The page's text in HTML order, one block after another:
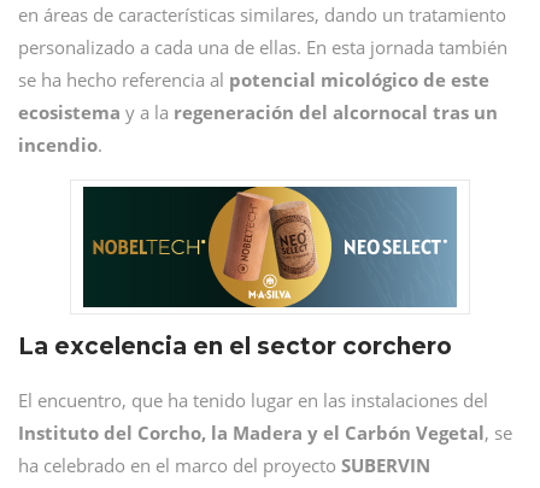
en áreas de características similares, dando un tratamiento
personalizado a cada una de ellas. En esta jornada también
se ha hecho referencia al potencial micológico de este
ecosistema y a la regeneración del alcornocal tras un
incendio.
La excelencia en el sector corchero
El encuentro, que ha tenido lugar en las instalaciones del
Instituto del Corcho, la Madera y el Carbón Vegetal, se
ha celebrado en el marco del proyecto SUBERVIN